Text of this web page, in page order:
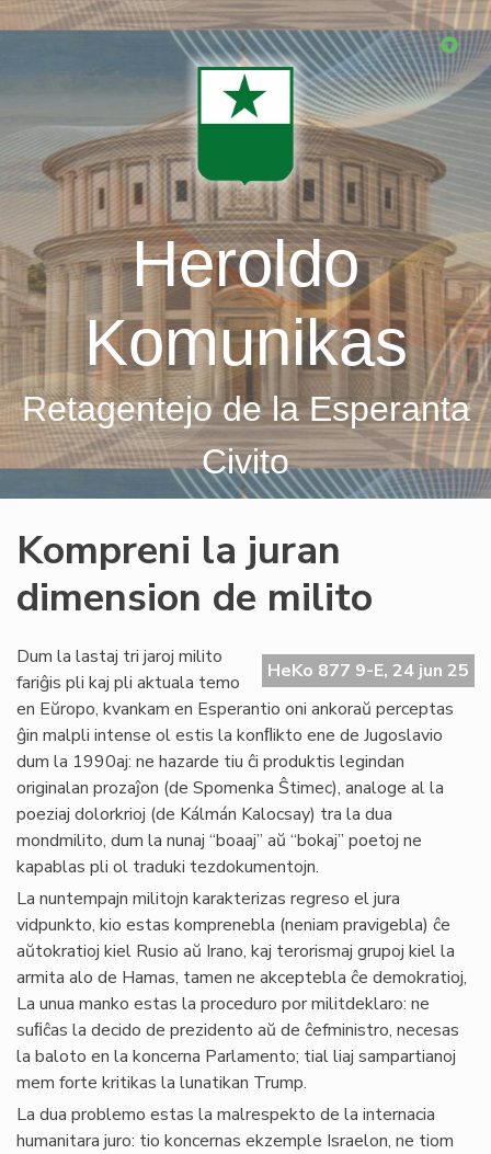
Skip
Heroldo
Komunikas
Retagentejo de la Esperanta
Civito
Kompreni la juran
dimension de milito
HeKo 877 9-E, 24 jun 25
Dum la lastaj tri jaroj milito
fariĝis pli kaj pli aktuala temo
en Eŭropo, kvankam en Esperantio oni ankoraŭ perceptas
ĝin malpli intense ol estis la konﬂikto ene de Jugoslavio
dum la 1990aj: ne hazarde tiu ĉi produktis legindan
originalan prozaĵon (de Spomenka Ŝtimec), analoge al la
poeziaj dolorkrioj (de Kálmán Kalocsay) tra la dua
mondmilito, dum la nunaj “boaaj” aŭ “bokaj” poetoj ne
kapablas pli ol traduki tezdokumentojn.
La nuntempajn militojn karakterizas regreso el jura
vidpunkto, kio estas komprenebla (neniam pravigebla) ĉe
aŭtokratioj kiel Rusio aŭ Irano, kaj terorismaj grupoj kiel la
armita alo de Hamas, tamen ne akceptebla ĉe demokratioj,
La unua manko estas la proceduro por militdeklaro: ne
suﬁĉas la decido de prezidento aŭ de ĉefministro, necesas
la baloto en la koncerna Parlamento; tial liaj sampartianoj
mem forte kritikas la lunatikan Trump.
La dua problemo estas la malrespekto de la internacia
humanitara juro: tio koncernas ekzemple Israelon, ne tiom